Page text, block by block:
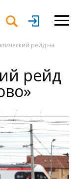
рейд на
рейд